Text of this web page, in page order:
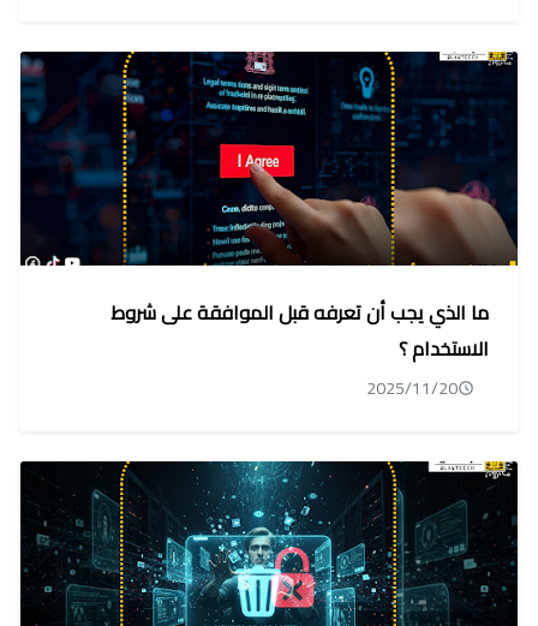
ما الذي يجب أن تعرفه قبل الموافقة على شروط
الاستخدام ؟
2025/11/20